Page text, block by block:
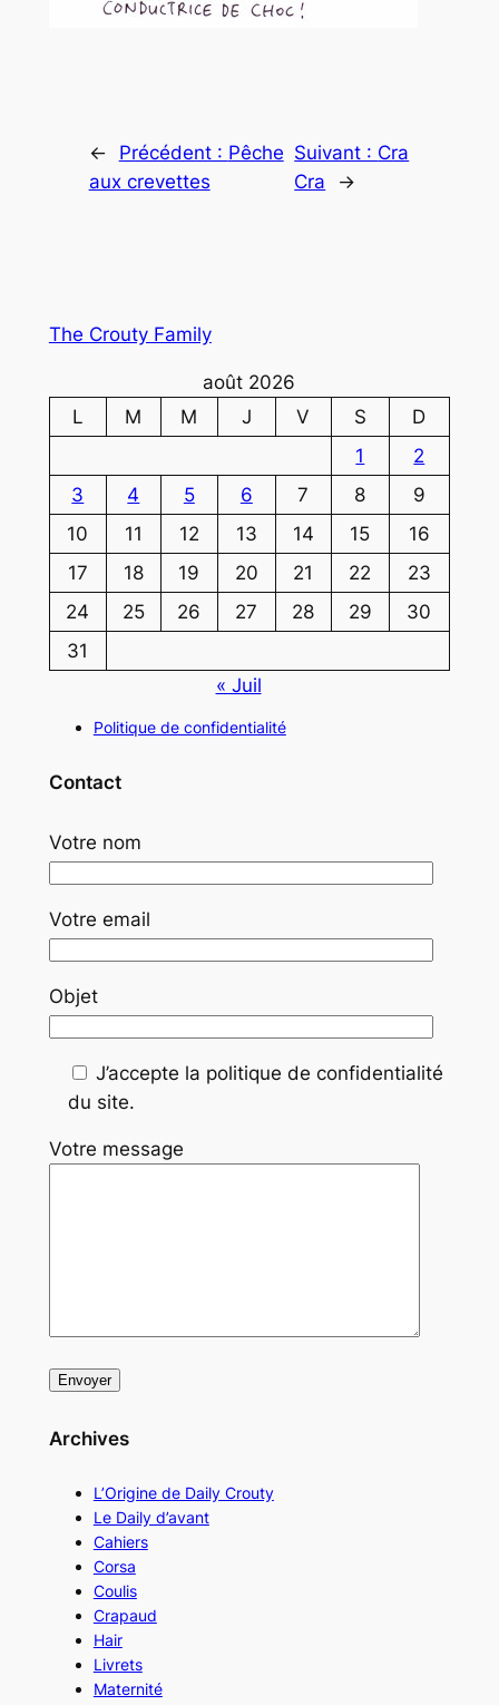
← Précédent : Pêche
aux crevettes
Suivant : Cra
Cra
→
The Crouty Family
août 2026
L
M M J V S
D
1
2
3
4 5 6 7 8
9
10
11 12 13 14 15
16
17
18 19 20 21 22
23
24
25 26 27 28 29
30
31
« Juil
Politique de confidentialité
Contact
Votre nom
Votre email
Objet
J’accepte la politique de confidentialité
du site.
Votre message
Archives
L’Origine de Daily Crouty
Le Daily d’avant
Cahiers
Corsa
Coulis
Crapaud
Hair
Livrets
Maternité